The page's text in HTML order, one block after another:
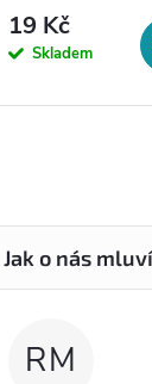
19 Kč
Skladem
RM